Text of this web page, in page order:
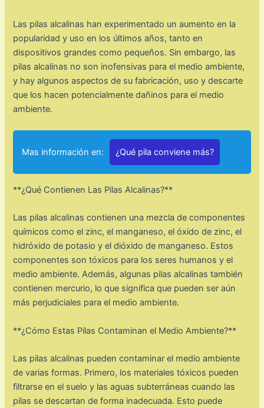
Las pilas alcalinas han experimentado un aumento en la
popularidad y uso en los últimos años, tanto en
dispositivos grandes como pequeños. Sin embargo, las
pilas alcalinas no son inofensivas para el medio ambiente,
y hay algunos aspectos de su fabricación, uso y descarte
que los hacen potencialmente dañinos para el medio
ambiente.
Mas información en: ¿Qué pila conviene más?
**¿Qué Contienen Las Pilas Alcalinas?**
Las pilas alcalinas contienen una mezcla de componentes
químicos como el zinc, el manganeso, el óxido de zinc, el
hidróxido de potasio y el dióxido de manganeso. Estos
componentes son tóxicos para los seres humanos y el
medio ambiente. Además, algunas pilas alcalinas también
contienen mercurio, lo que significa que pueden ser aún
más perjudiciales para el medio ambiente.
**¿Cómo Estas Pilas Contaminan el Medio Ambiente?**
Las pilas alcalinas pueden contaminar el medio ambiente
de varias formas. Primero, los materiales tóxicos pueden
filtrarse en el suelo y las aguas subterráneas cuando las
pilas se descartan de forma inadecuada. Esto puede